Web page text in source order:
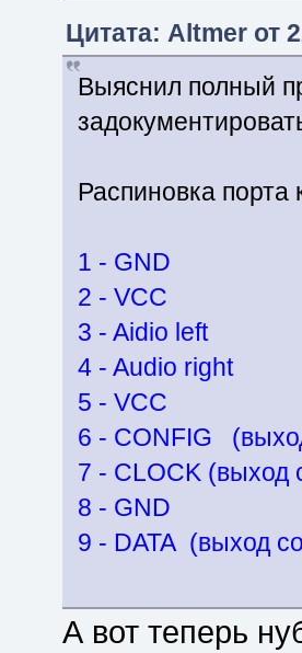
Цитата: Altmer от
Выяснил полный
Распиновка порта
1 - GND
2 - VCC
3 - Aidio left
4 - Audio right
5 - VCC
6 - CONFIG
7 - CLOCK (выход
8 - GND
9 - DATA (выход
А вот теперь